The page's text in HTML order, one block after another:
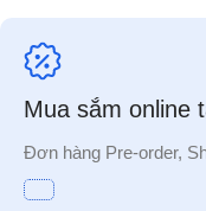
Mua sắm online
Đơn hàng Pre-order,